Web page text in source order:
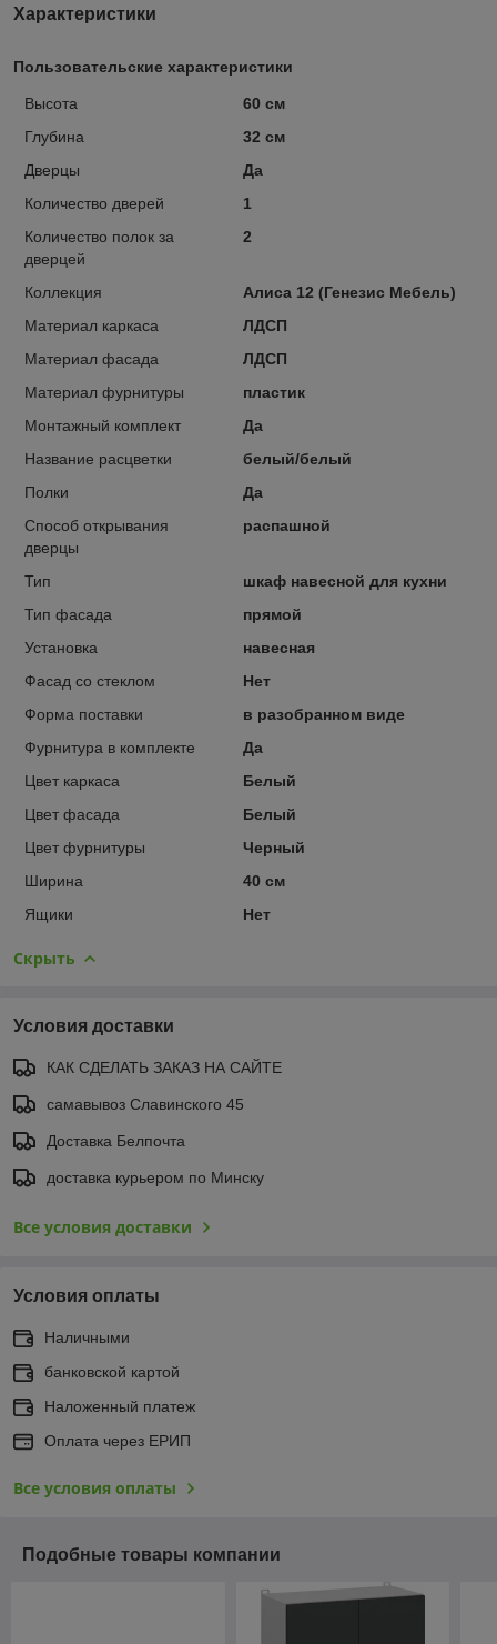
Характеристики
Пользовательские характеристики
Высота
60 см
Глубина
32 см
Дверцы
Да
Количество дверей
1
Количество полок за
дверцей
2
Коллекция
Алиса 12 (Генезис Мебель)
Материал каркаса
ЛДСП
Материал фасада
ЛДСП
Материал фурнитуры
пластик
Монтажный комплект
Да
Название расцветки
белый/белый
Полки
Да
Способ открывания
дверцы
распашной
Тип
шкаф навесной для кухни
Тип фасада
прямой
Установка
навесная
Фасад со стеклом
Нет
Форма поставки
в разобранном виде
Фурнитура в комплекте
Да
Цвет каркаса
Белый
Цвет фасада
Белый
Цвет фурнитуры
Черный
Ширина
40 см
Ящики
Нет
Скрыть
Условия доставки
КАК СДЕЛАТЬ ЗАКАЗ НА САЙТЕ
самавывоз Славинского 45
Доставка Белпочта
доставка курьером по Минску
Все условия доставки
Условия оплаты
Наличными
банковской картой
Наложенный платеж
Оплата через ЕРИП
Все условия оплаты
Подобные товары компании